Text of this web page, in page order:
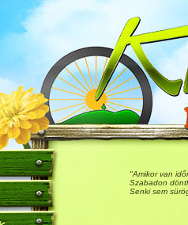
"Amikor van
Szabadon
Senki sem